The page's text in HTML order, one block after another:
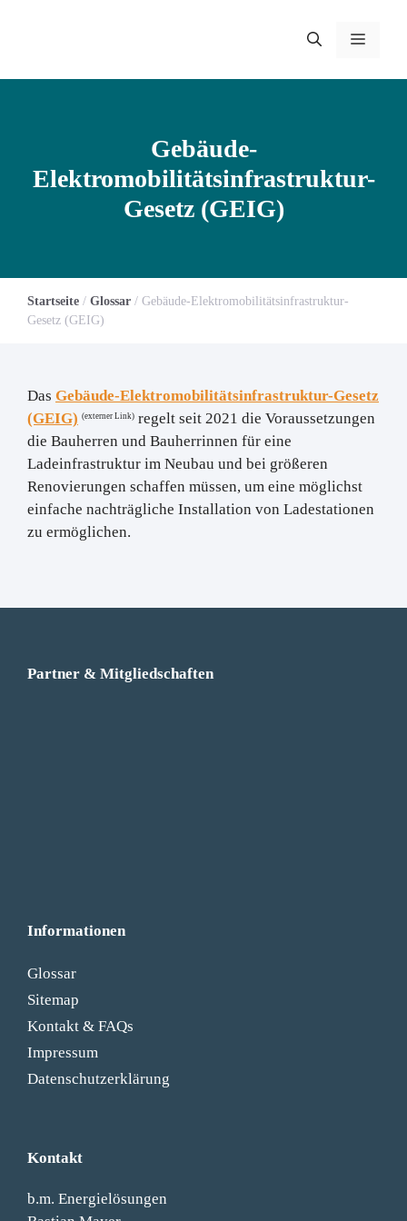
Menü
Gebäude-
Elektromobilitätsinfrastruktur-
Gesetz (GEIG)
Startseite / Glossar / Gebäude-Elektromobilitätsinfrastruktur-
Gesetz (GEIG)
Das Gebäude-Elektromobilitätsinfrastruktur-Gesetz
(GEIG) (externer Link) regelt seit 2021 die Voraussetzungen
die Bauherren und Bauherrinnen für eine
Ladeinfrastruktur im Neubau und bei größeren
Renovierungen schaffen müssen, um eine möglichst
einfache nachträgliche Installation von Ladestationen
zu ermöglichen.
Partner & Mitgliedschaften
Informationen
Glossar
Sitemap
Kontakt & FAQs
Impressum
Datenschutzerklärung
Kontakt
b.m. Energielösungen